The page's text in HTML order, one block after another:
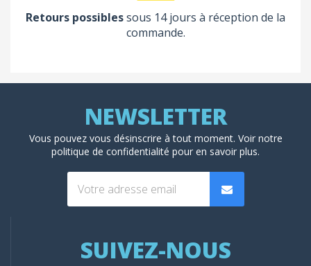
Retours possiblessous 14 jours à réception de la
commande.
Vous pouvez vous désinscrire à tout moment. Voir notre
politique de confidentialité pour en savoir plus.
SUIVEZ-NOUS